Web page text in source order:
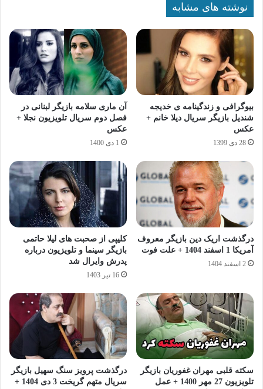
نوشته های مشابه
بیوگرافی و زندگینامه ی خدیجه
شندیل بازیگر سریال دیلا خانم +
عکس
28 دی 1399
آن ماری سلامه بازیگر لبنانی در
فصل دوم سریال تلویزیون نجلا +
عکس
1 دی 1400
درگذشت اریک دین بازیگر معروف
آمریکا 1 اسفند 1404 + علت فوت
2 اسفند 1404
کلیپی از صحبت های لیلا حاتمی
بازیگر سینما و تلویزیون درباره
پدرش وایرال شد
16 تیر 1403
سکته قلبی مهران غفوریان بازیگر
تلویزیون 27 مهر 1400 + عمل
درگذشت پرویز سنگ‌ سهیل بازیگر
سریال متهم گریخت 3 دی 1404 +